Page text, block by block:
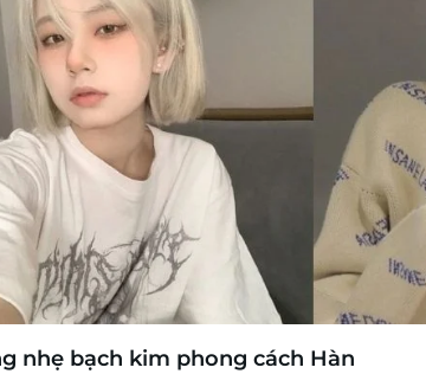
nhẹ bạch kim phong cách Hàn